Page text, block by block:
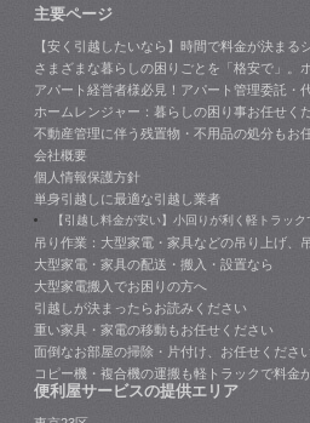
主要ページ
【安く引越したいなら】時間で料金が決まる
さまざまな暮らしの困りごとを「格安で」。
アパート経営者様必見！アパート管理委託・
ホームレンジャー：暮らしの困り事お任せく
不動産管理に伴う残置物・不用品の処分もお
会社概要
個人情報保護方針
単身引越しに最適な引越し業者
【引越し料金が安い】小回りが利く軽トラッ
吊り作業：大型家電・家具などの吊り上げ、
大型家電・家具の配送・搬入・設置なら
大型家電搬入でお困りの方へ
引越しが決まったらお読みください
重い家具・家電の移動もお任せください
面倒なお部屋の掃除・片付け、お任せくださ
コピー機・複合機の運搬も軽トラックで料金
便利屋サービスの提供エリア